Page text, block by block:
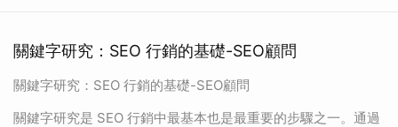
關鍵字研究：SEO 行銷的基礎-SEO顧問
關鍵字研究：SEO 行銷的基礎-SEO顧問
關鍵字研究是 SEO 行銷中最基本也是最重要的步驟之一。通過